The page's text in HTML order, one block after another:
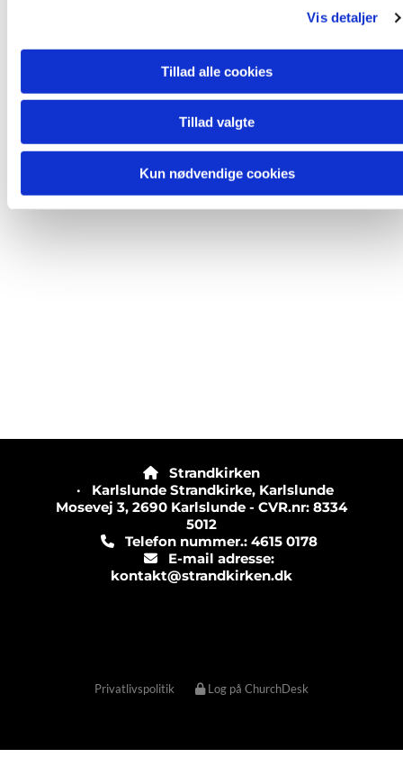
Vis detaljer
Tillad alle cookies
Tillad valgte
Kun nødvendige cookies

Strandkirken
· Karlslunde Strandkirke, Karlslunde
Mosevej 3, 2690 Karlslunde - CVR.nr: 8334
5012
Telefon nummer.: 4615 0178
E-mail adresse:
kontakt@strandkirken.dk
Privatlivspolitik Log på ChurchDesk